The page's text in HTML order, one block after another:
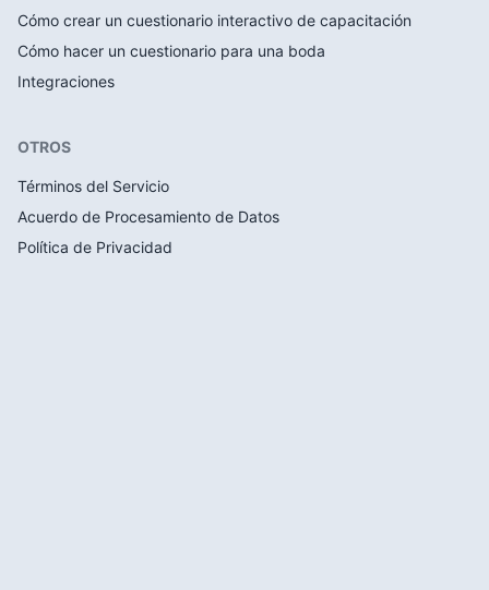
Cómo crear un cuestionario interactivo de capacitación
Cómo hacer un cuestionario para una boda
Integraciones
OTROS
Términos del Servicio
Acuerdo de Procesamiento de Datos
Política de Privacidad